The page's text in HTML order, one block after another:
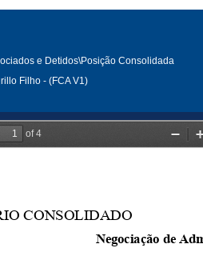
e Detidos\Posição Consolidada
Filho - (FCA V1)